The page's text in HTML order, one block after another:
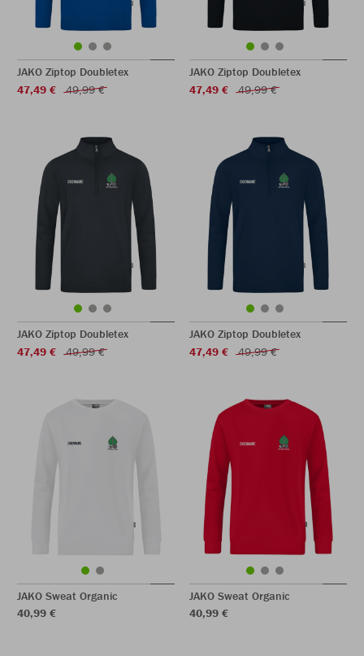
JAKO Ziptop Doubletex
47,49 €
49,99 €
JAKO Ziptop Doubletex
47,49 €
49,99 €
JAKO Ziptop Doubletex
47,49 €
49,99 €
JAKO Ziptop Doubletex
47,49 €
49,99 €
JAKO Sweat Organic
40,99 €
JAKO Sweat Organic
40,99 €